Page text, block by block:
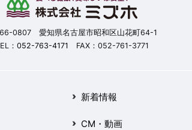
0807 愛知県名古屋市昭和区山花町64-1
： 052-763-4171 FAX：052-761-3771
新着情報
CM・動画